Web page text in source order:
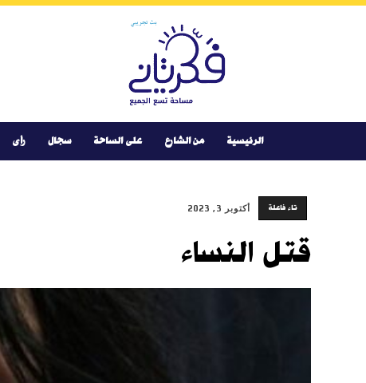
الرئيسية من الشارع على الساحة سجال رأى
تاء فاعلة أكتوبر 3, 2023
قتل النساء